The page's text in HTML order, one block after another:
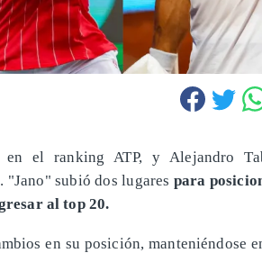
el ranking ATP, y Alejandro
"Jano" subió dos lugares para
al top 20.
en su posición, manteniéndose